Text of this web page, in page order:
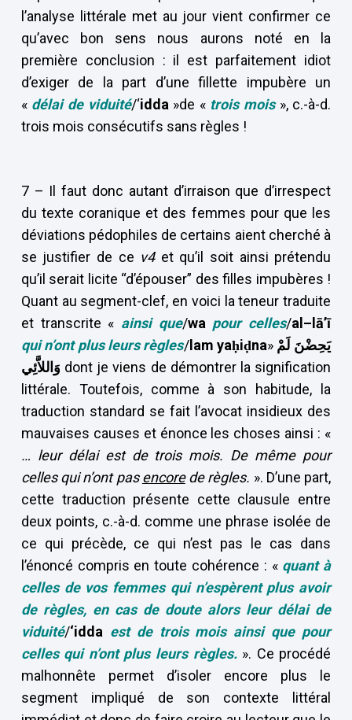
l’analyse littérale met au jour vient confirmer ce
qu’avec bon sens nous aurons noté en la
première conclusion : il est parfaitement idiot
d’exiger de la part d’une fillette impubère un
« délai de viduité/‘idda »de «trois mois », c.-à-d.
trois mois consécutifs sans règles !
7 – Il faut donc autant d’irraison que d’irrespect
du texte coranique et des femmes pour que les
déviations pédophiles de certains aient cherché à
se justifier de ce v4et qu’il soit ainsi prétendu
qu’il serait licite “d’épouser” des filles impubères !
Quant au segment-clef, en voici la teneur traduite
et transcrite « ainsi que/wa pour celles/al–lā’ī
qui n’ont plus leurs règles/lam yaḥiḍna» يَحِضْنَ لَمْ
وَاللاَّئِي dont je viens de démontrer la signification
littérale. Toutefois, comme à son habitude, la
traduction standard se fait l’avocat insidieux des
mauvaises causes et énonce les choses ainsi : «
… leur délai est de trois mois. De même pour
celles qui n’ont pasencorede règles. ». D’une part,
cette traduction présente cette clausule entre
deux points, c.-à-d. comme une phrase isolée de
ce qui précède, ce qui n’est pas le cas dans
l’énoncé compris en toute cohérence : « quant à
celles de vos femmes qui n’espèrent plus avoir
de règles, en cas de doute alors leur délai de
viduité/‘idda est de trois mois ainsi que pour
celles qui n’ont plus leurs règles. ». Ce procédé
malhonnête permet d’isoler encore plus le
segment impliqué de son contexte littéral